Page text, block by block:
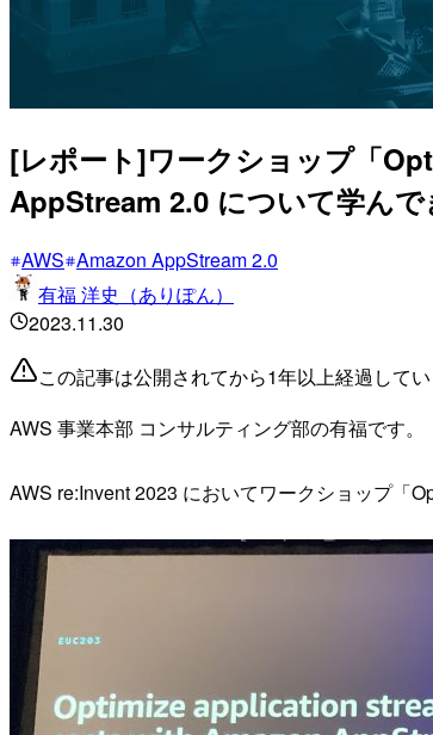
[レポート]ワークショップ「
AppStream 2.0 について学ん
AWS Amazon AppStream 2.0
有福 洋史（ありぽん）
2023.11.30
この記事は公開されてから1年以上経過して
AWS 事業本部 コンサルティング部の有福です。
AWS re:Invent 2023 においてワークショップ「